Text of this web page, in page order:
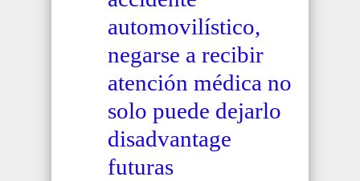
automovilístico,
negarse a recibir
atención médica no
solo puede dejarlo
disadvantage
futuras